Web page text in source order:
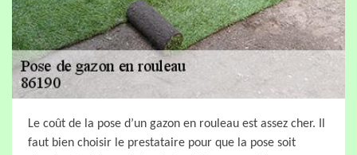
Le coût de la pose d’un gazon en rouleau est assez cher. Il
faut bien choisir le prestataire pour que la pose soit